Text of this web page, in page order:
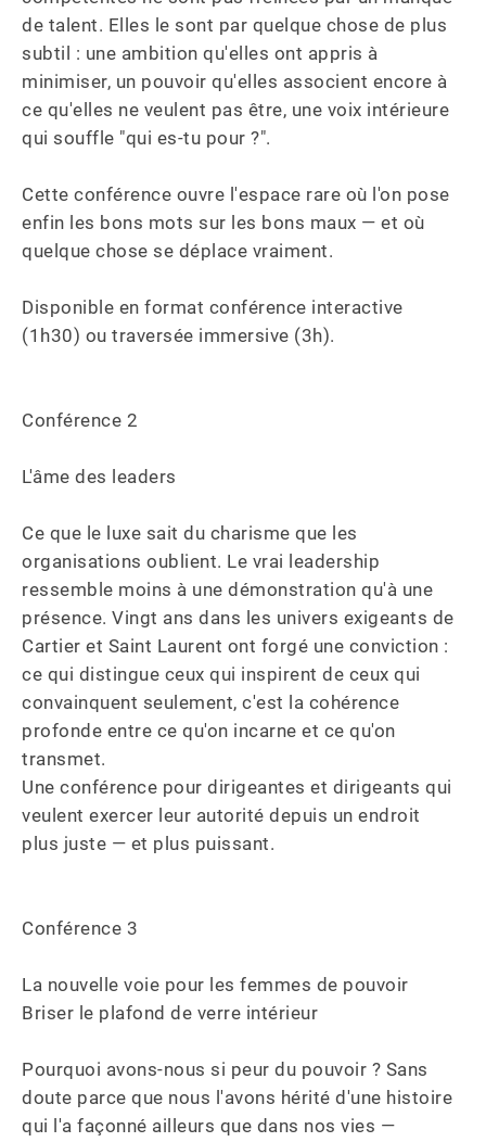
de talent. Elles le sont par quelque chose de plus
subtil : une ambition qu'elles ont appris à
minimiser, un pouvoir qu'elles associent encore à
ce qu'elles ne veulent pas être, une voix intérieure
qui souffle "qui es-tu pour ?".
Cette conférence ouvre l'espace rare où l'on pose
enfin les bons mots sur les bons maux — et où
quelque chose se déplace vraiment.
Disponible en format conférence interactive
(1h30) ou traversée immersive (3h).
Conférence 2
L'âme des leaders
Ce que le luxe sait du charisme que les
organisations oublient. Le vrai leadership
ressemble moins à une démonstration qu'à une
présence. Vingt ans dans les univers exigeants de
Cartier et Saint Laurent ont forgé une conviction :
ce qui distingue ceux qui inspirent de ceux qui
convainquent seulement, c'est la cohérence
profonde entre ce qu'on incarne et ce qu'on
transmet.
Une conférence pour dirigeantes et dirigeants qui
veulent exercer leur autorité depuis un endroit
plus juste — et plus puissant.
Conférence 3
La nouvelle voie pour les femmes de pouvoir
Briser le plafond de verre intérieur
Pourquoi avons-nous si peur du pouvoir ? Sans
doute parce que nous l'avons hérité d'une histoire
qui l'a façonné ailleurs que dans nos vies —